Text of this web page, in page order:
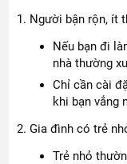
1. Người bận rộn, ít
Nếu bạn đi
nhà thường
Chỉ cần cài
khi bạn vắng
2. Gia đình có trẻ
Trẻ nhỏ